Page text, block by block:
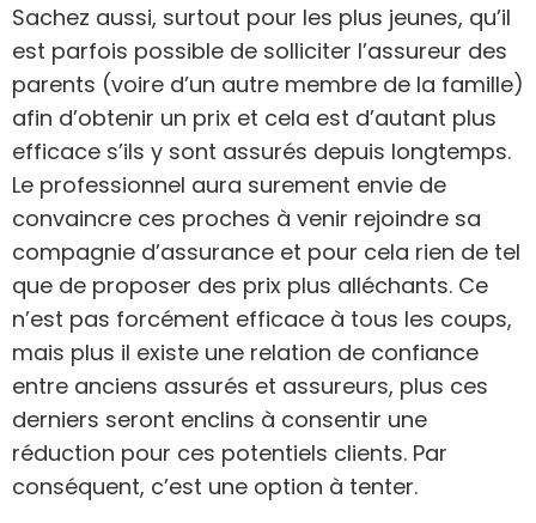
Sachez aussi, surtout pour les plus jeunes, qu’il
est parfois possible de solliciter l’assureur des
parents (voire d’un autre membre de la famille)
afin d’obtenir un prix et cela est d’autant plus
efficace s’ils y sont assurés depuis longtemps.
Le professionnel aura surement envie de
convaincre ces proches à venir rejoindre sa
compagnie d’assurance et pour cela rien de tel
que de proposer des prix plus alléchants. Ce
n’est pas forcément efficace à tous les coups,
mais plus il existe une relation de confiance
entre anciens assurés et assureurs, plus ces
derniers seront enclins à consentir une
réduction pour ces potentiels clients. Par
conséquent, c’est une option à tenter.